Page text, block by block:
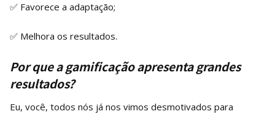
✅ Favorece a adaptação;
✅ Melhora os resultados.
Por que a gamificação apresenta grandes
resultados?
Eu, você, todos nós já nos vimos desmotivados para